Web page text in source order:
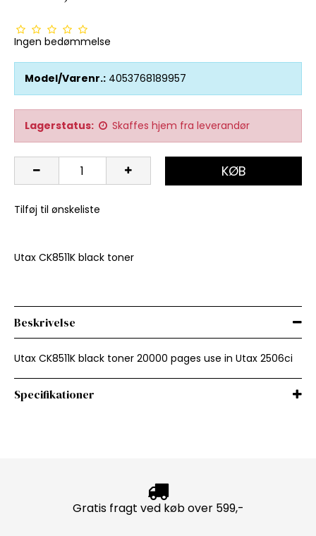
Ingen bedømmelse
Model/Varenr.: 4053768189957
Lagerstatus: Skaffes hjem fra leverandør
KØB
Tilføj til ønskeliste
Utax CK8511K black toner
Beskrivelse
Utax CK8511K black toner 20000 pages use in Utax 2506ci
Specifikationer
Gratis fragt ved køb over 599,-